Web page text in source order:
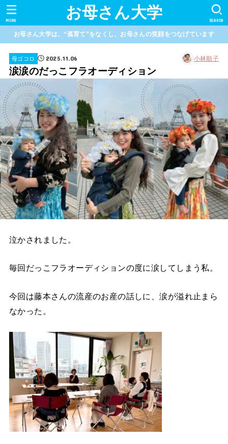
お母さん大学 SEARCH
MENU
お母さん大学は、“孤育て”をなくし、お母さんの笑顔をつなげています
母ゴコロ 2025.11.06 小林順子
涙涙のだっこフラオーディション
泣かされました。
毎回だっこフラオーディションの度に涙してしまう私。
今回は藤本さんの流産のお産の話しに、涙が溢れ止まら
なかった。